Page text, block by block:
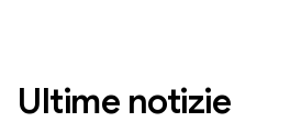
Ultime notizie